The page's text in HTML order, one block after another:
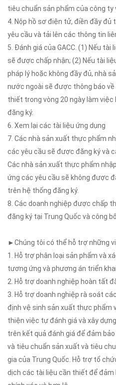
tiêu chuẩn sản phẩm của công ty
4. Nộp hồ sơ điện tử, điền đầy đủ
yêu cầu và tải lên các thông tin
5. Đánh giá của GACC. (1) Nếu
sẽ được chấp nhận; (2) Nếu tài
pháp lý hoặc không đầy đủ, nhà
nước ngoài sẽ được thông báo
thiết trong vòng 20 ngày làm
đăng ký.
6. Xem lại các tài liệu ứng dụng
7. Các nhà sản xuất thực phẩm
các yêu cầu sẽ được đăng ký và
Các nhà sản xuất thực phẩm
ứng các yêu cầu sẽ không được
trên hệ thống đăng ký.
8. Các doanh nghiệp được chấp
đăng ký tại Trung Quốc và công
►Chúng tôi có thể hỗ trợ những
1. Hỗ trợ phân loại sản phẩm và
tương ứng và phương án triển khai
2. Hỗ trợ doanh nghiệp hoàn tất
3. Hỗ trợ doanh nghiệp rà soát
định vệ sinh sản xuất thực phẩm
thiện việc tự đánh giá và xây
trên kết quả đánh giá để đảm
và tiêu chuẩn sản xuất và tiêu
gia của Trung Quốc. Hỗ trợ tổ
dịch các tài liệu cần thiết để đảm